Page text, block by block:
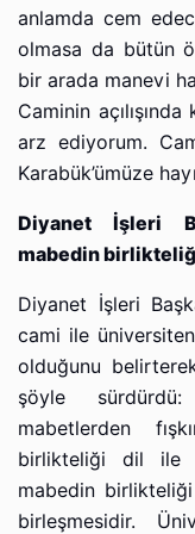
anlamda cem
olmasa da bütün
bir arada manevi
Caminin
arz ediyorum.
Karabük’ümüze
Diyanet İşleri
mabedin
Diyanet İşleri
cami ile
olduğunu
şöyle
mabetlerden
birlikteliği dil ile
mabedin
birleşmesidir.